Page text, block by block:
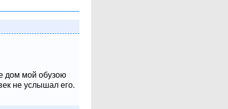
дом мой обузою
не услышал его.